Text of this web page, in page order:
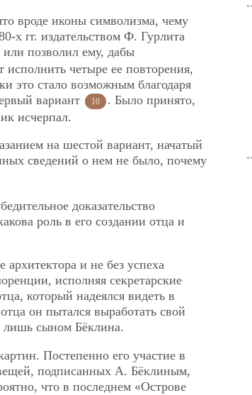
вроде иконы символизма, чему
х гг. издательством Ф. Гурлита
позволил ему, дабы
четыре ее повторения,
это стало возможным благодаря
вариант
10
. Было принято,
исчерпал.
на шестой вариант, начатый
сведений о нем не было, почему
доказательство
роль в его создании отца и
и не без успеха
исполняя секретарские
который надеялся видеть в
он пытался выработать свой
лишь сыном Бёклина.
Постепенно его участие в
подписанных А. Бёклиным,
что в последнем «Острове